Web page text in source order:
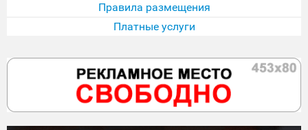
Правила размещения
Платные услуги